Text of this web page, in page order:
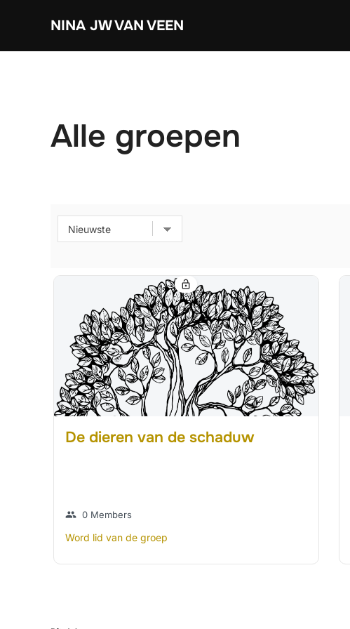
de
NINA JW VAN VEEN
Alle groepen
lock_open
De dieren van de schaduw
group 0 Members
Word lid van de groep